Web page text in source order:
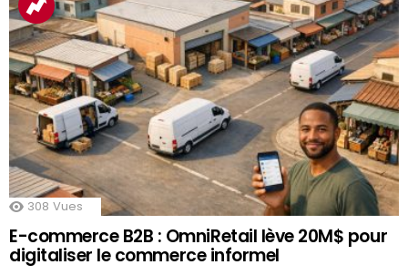
308 Vues
E-commerce B2B : OmniRetail lève 20M$ pour
digitaliser le commerce informel